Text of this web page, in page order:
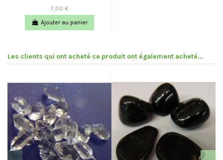
7,00 €
Ajouter au panier
Les clients qui ont acheté ce produit ont également acheté...